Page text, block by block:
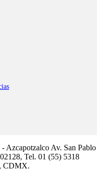
Azcapotzalco Av. San Pablo
Tel. 01 (55) 5318
CDMX.